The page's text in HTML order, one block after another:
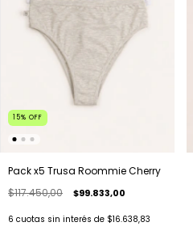
15% OFF
Pack x5 Trusa Roommie Cherry
$117.450,00
$99.833,00
6 cuotas sin interés de $16.638,83